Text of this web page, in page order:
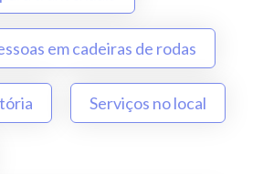
em cadeiras de rodas
Serviços no local